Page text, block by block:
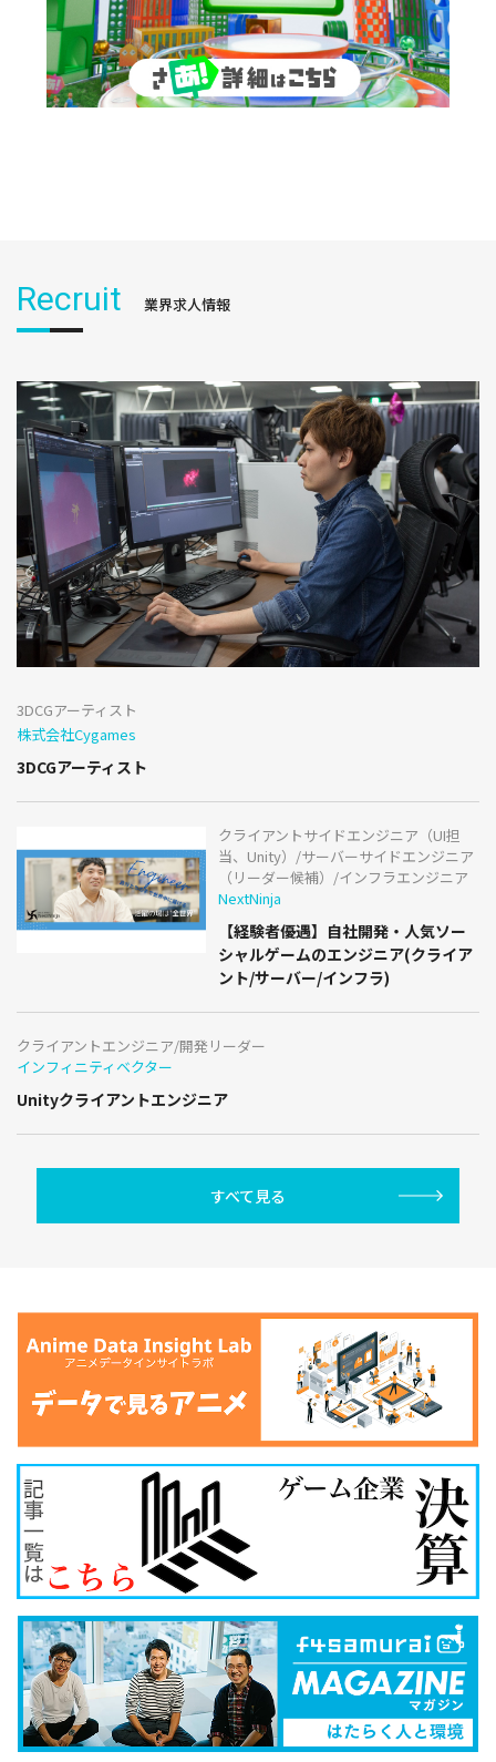
Recruit 業界求人情報
3DCGアーティスト
株式会社Cygames
3DCGアーティスト
クライアントサイドエンジニア（UI担
当、Unity）/サーバーサイドエンジニア
（リーダー候補）/インフラエンジニア
NextNinja
【経験者優遇】自社開発・人気ソー
シャルゲームのエンジニア(クライア
ント/サーバー/インフラ)
クライアントエンジニア/開発リーダー
インフィニティベクター
Unityクライアントエンジニア
すべて見る